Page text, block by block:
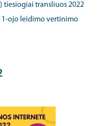
tiesiogiai transliuos 2022
ojo leidimo vertinimo